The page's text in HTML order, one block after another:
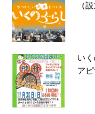
（
い
ア